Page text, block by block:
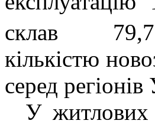
склав
кількістю
серед регіонів
У житлових